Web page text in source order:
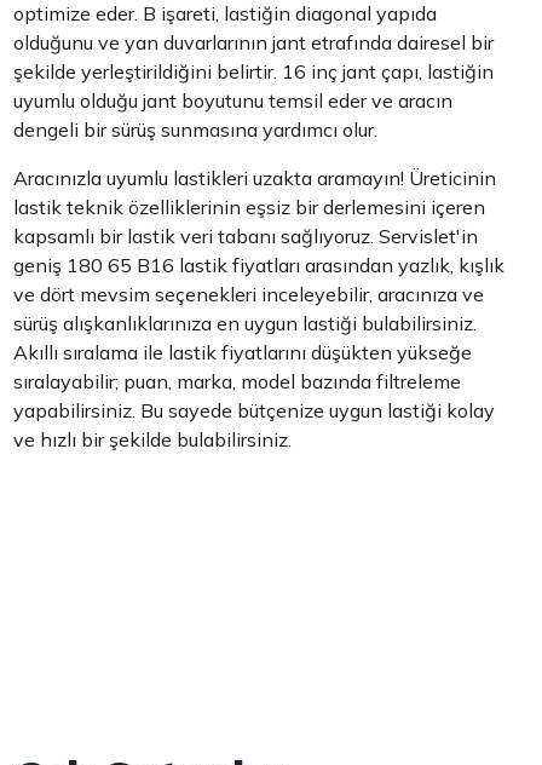
optimize eder. B işareti, lastiğin diagonal yapıda
olduğunu ve yan duvarlarının jant etrafında dairesel bir
şekilde yerleştirildiğini belirtir. 16 inç jant çapı, lastiğin
uyumlu olduğu jant boyutunu temsil eder ve aracın
dengeli bir sürüş sunmasına yardımcı olur.
Aracınızla uyumlu lastikleri uzakta aramayın! Üreticinin
lastik teknik özelliklerinin eşsiz bir derlemesini içeren
kapsamlı bir lastik veri tabanı sağlıyoruz. Servislet'in
geniş 180 65 B16 lastik fiyatları arasından yazlık, kışlık
ve dört mevsim seçenekleri inceleyebilir, aracınıza ve
sürüş alışkanlıklarınıza en uygun lastiği bulabilirsiniz.
Akıllı sıralama ile lastik fiyatlarını düşükten yükseğe
sıralayabilir; puan, marka, model bazında filtreleme
yapabilirsiniz. Bu sayede bütçenize uygun lastiği kolay
ve hızlı bir şekilde bulabilirsiniz.